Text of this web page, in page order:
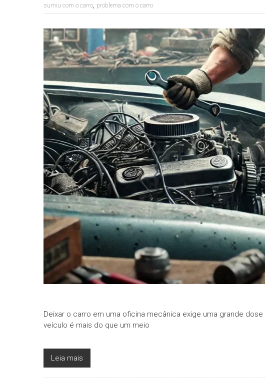
sumiu com o carro, problema com o carro
Deixar o carro em uma oficina mecânica exige uma grande
veículo é mais do que um meio
Leia mais